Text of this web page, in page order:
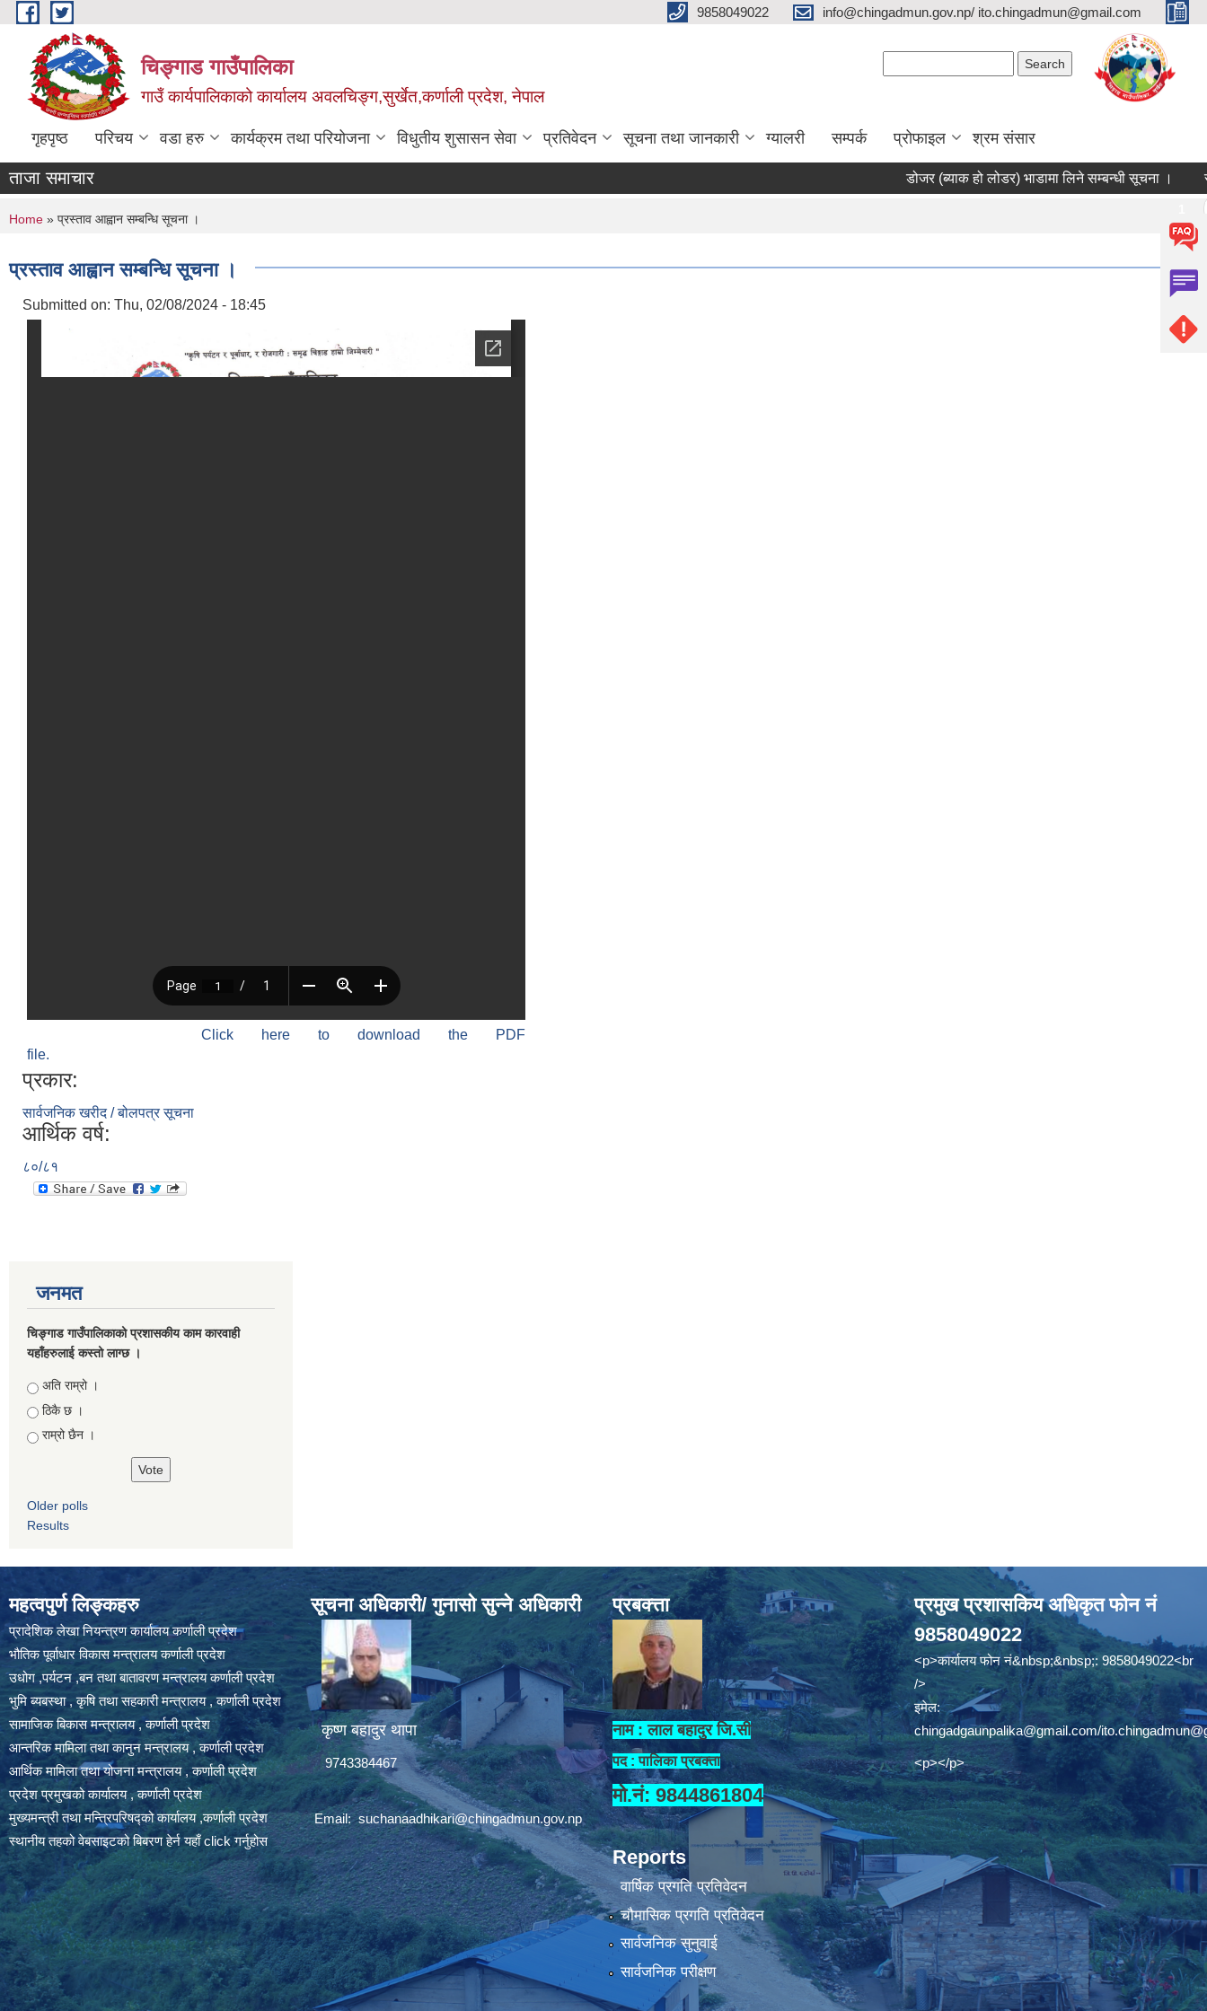
Skip to main content 9858049022 info@chingadmun.gov.np/ ito.chingadmun@gmail.com
चिङ्गाड गाउँपालिका
गाउँ कार्यपालिकाको कार्यालय अवलचिङ्ग,सुर्खेत,कर्णाली प्रदेश, नेपाल
गृहपृष्ठ परिचय वडा हरु कार्यक्रम तथा परियोजना विधुतीय शुसासन सेवा प्रतिवेदन सूचना तथा जानकारी ग्यालरी सम्पर्क प्रोफाइल श्रम संसार
ताजा समाचार डोजर (ब्याक हो लोडर) भाडामा लिने सम्बन्धी सूचना ।
You are here
Home » प्रस्ताव आह्वान सम्बन्धि सूचना ।
प्रस्ताव आह्वान सम्बन्धि सूचना ।
Submitted on: Thu, 02/08/2024 - 18:45
Click here to download the PDF
file.
प्रकार:
सार्वजनिक खरीद / बोलपत्र सूचना
आर्थिक वर्ष:
८०/८१
जनमत
चिङ्गाड गाउँपालिकाको प्रशासकीय काम कारवाही
यहाँहरुलाई कस्तो लाग्छ ।
Choices
अति राम्रो ।
ठिकै छ ।
राम्रो छैन ।
Older polls
Results
महत्वपुर्ण लिङ्कहरु
प्रादेशिक लेखा नियन्त्रण कार्यालय कर्णाली प्रदेश
भौतिक पूर्वाधार विकास मन्त्रालय कर्णाली प्रदेश
उधोग ,पर्यटन ,बन तथा बातावरण मन्त्रालय कर्णाली प्रदेश
भुमि ब्यबस्था , कृषि तथा सहकारी मन्त्रालय , कर्णाली प्रदेश
सामाजिक बिकास मन्त्रालय , कर्णाली प्रदेश
आन्तरिक मामिला तथा कानुन मन्त्रालय , कर्णाली प्रदेश
आर्थिक मामिला तथा योजना मन्त्रालय , कर्णाली प्रदेश
प्रदेश प्रमुखको कार्यालय , कर्णाली प्रदेश
मुख्यमन्त्री तथा मन्त्रिपरिषद्को कार्यालय ,कर्णाली प्रदेश
स्थानीय तहको वेबसाइटको बिबरण हेर्न यहाँ click गर्नुहोस
सूचना अधिकारी/ गुनासो सुन्ने अधिकारी
कृष्ण बहादुर थापा
9743384467
Email:suchanaadhikari@chingadmun.gov.np
प्रबक्त्ता
नाम : लाल बहादुर जि.सी
पद : पालिका प्रबक्ता
मो.नं: 9844861804
Reports
वार्षिक प्रगति प्रतिवेदन
चौमासिक प्रगति प्रतिवेदन
सार्वजनिक सुनुवाई
सार्वजनिक परीक्षण
प्रमुख प्रशासकिय अधिकृत फोन नं
9858049022
<p>कार्यालय फोन नं&nbsp;&nbsp;: 9858049022<br
/>
इमेल:
chingadgaunpalika@gmail.com/
<p></p>